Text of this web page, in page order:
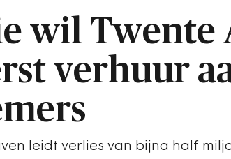
wil Twente
verhuur
leidt verlies van bijna half